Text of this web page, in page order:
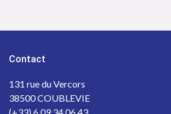
Contact
131 rue du Vercors
38500 COUBLEVIE